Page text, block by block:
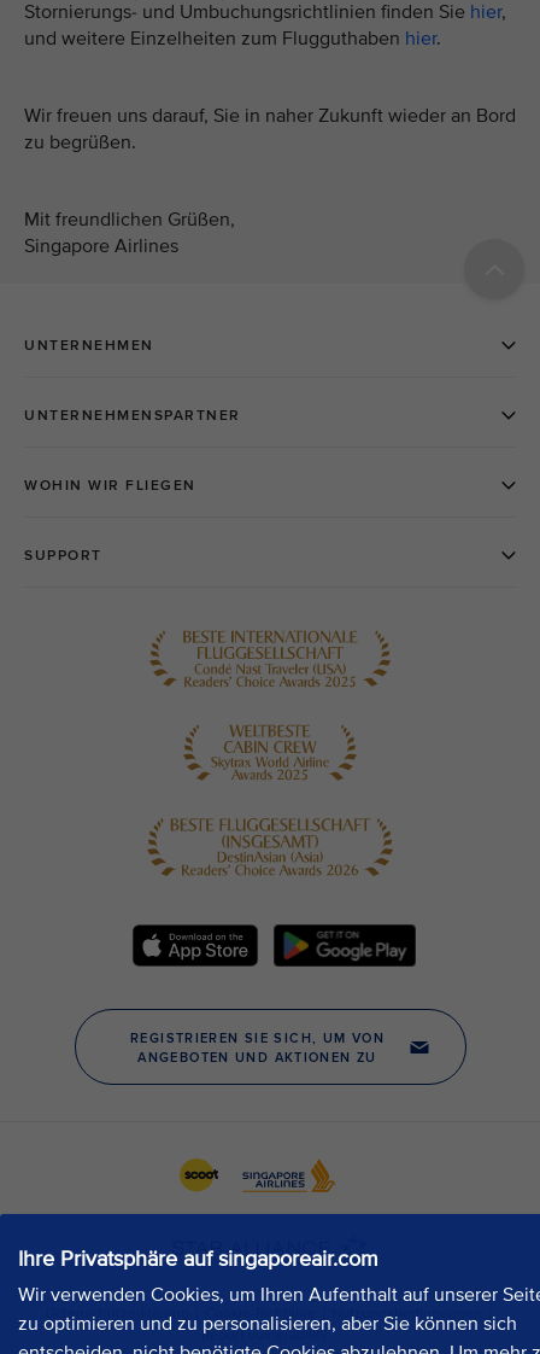
Ihre Privatsphäre auf singaporeair.com
Wir verwenden Cookies, um Ihren Aufenthalt auf unserer
zu optimieren und zu personalisieren, aber Sie können sich
Stornierungs- und Umbuchungsrichtlinien finden Sie hier,
und weitere Einzelheiten zum Flugguthaben hier.
Wir freuen uns darauf, Sie in naher Zukunft wieder an Bord
zu begrüßen.
Mit freundlichen Grüßen,
Singapore Airlines